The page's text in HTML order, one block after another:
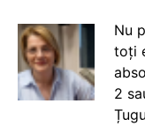
Nu
toți
2